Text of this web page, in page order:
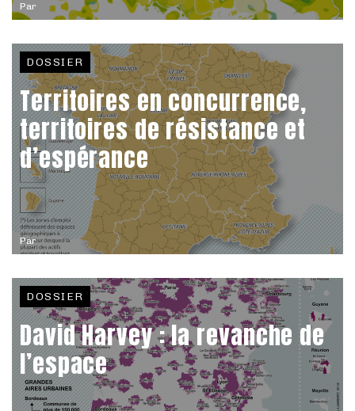
Par
Par
DOSSIER
Territoires en concurrence,
territoires de résistance et
d’espérance
DOSSIER
David Harvey : la revanche de
l’espace